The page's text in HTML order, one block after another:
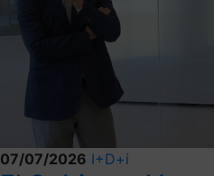
07/07/2026 I+D+i